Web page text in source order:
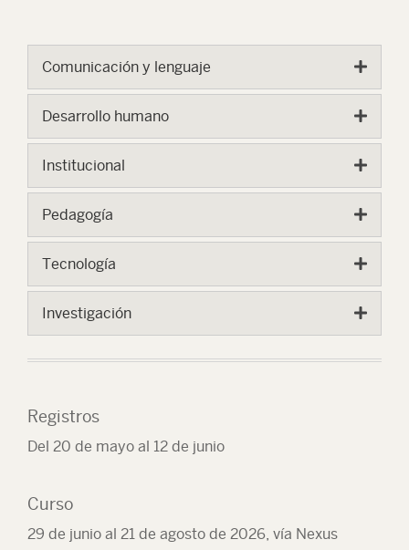
Comunicación y lenguaje
Desarrollo humano
Institucional
Pedagogía
Tecnología
Investigación
Registros
Del 20 de mayo al 12 de junio
Curso
29 de junio al 21 de agosto de 2026, vía Nexus